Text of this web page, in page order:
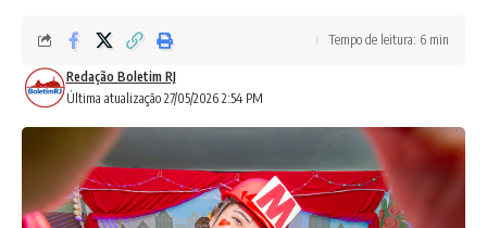
Última atualização 27/05/2026 2:54 PM
Redação Boletim RJ
Tempo de leitura: 6 min